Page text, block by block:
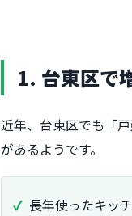
1. 台東区で
近年、台東区でも「
があるようです。
長年使ったキッ